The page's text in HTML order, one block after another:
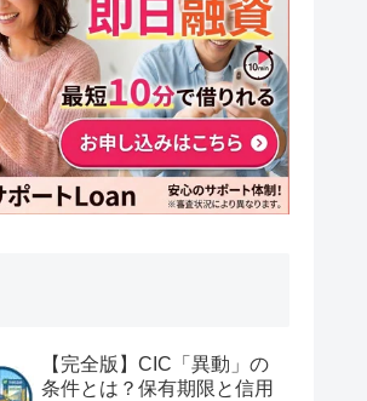
【完全版】CIC「異動」の
条件とは？保有期限と信用